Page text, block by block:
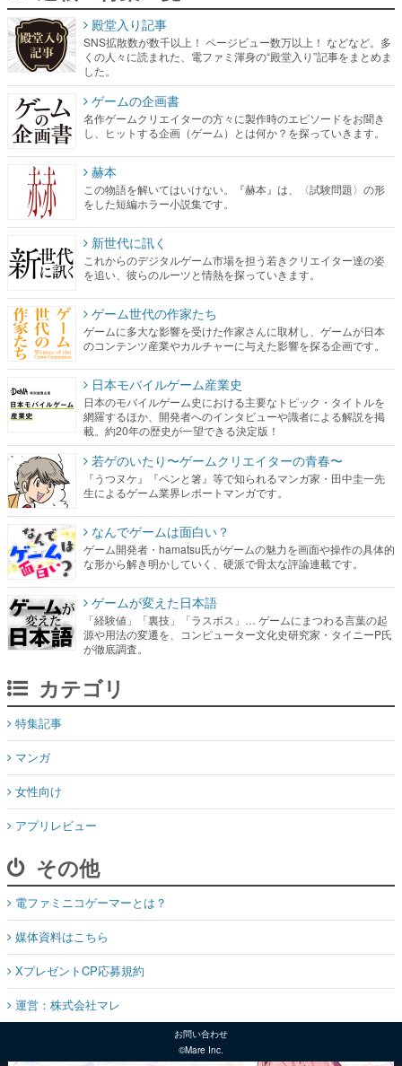
殿堂入り記事
SNS拡散数が数千以上！ ページビュー数万以上！ などなど。多
くの人々に読まれた、電ファミ渾身の“殿堂入り”記事をまとめま
した。
ゲームの企画書
名作ゲームクリエイターの方々に製作時のエピソードをお聞き
し、ヒットする企画（ゲーム）とは何か？を探っていきます。
赫本
この物語を解いてはいけない。『赫本』は、〈試験問題〉の形
をした短編ホラー小説集です。
新世代に訊く
これからのデジタルゲーム市場を担う若きクリエイター達の姿
を追い、彼らのルーツと情熱を探っていきます。
ゲーム世代の作家たち
ゲームに多大な影響を受けた作家さんに取材し、ゲームが日本
のコンテンツ産業やカルチャーに与えた影響を探る企画です。
日本モバイルゲーム産業史
日本のモバイルゲーム史における主要なトピック・タイトルを
網羅するほか、開発者へのインタビューや識者による解説を掲
載。約20年の歴史が一望できる決定版！
若ゲのいたり〜ゲームクリエイターの青春〜
『うつヌケ』『ペンと箸』等で知られるマンガ家・田中圭一先
生によるゲーム業界レポートマンガです。
なんでゲームは面白い？
ゲーム開発者・hamatsu氏がゲームの魅力を画面や操作の具体的
な形から解き明かしていく、硬派で骨太な評論連載です。
ゲームが変えた日本語
「経験値」「裏技」「ラスボス」… ゲームにまつわる言葉の起
源や用法の変遷を、コンピューター文化史研究家・タイニーP氏
が徹底調査。
カテゴリ
特集記事
マンガ
女性向け
アプリレビュー
その他
電ファミニコゲーマーとは？
媒体資料はこちら
XプレゼントCP応募規約
運営：株式会社マレ
お問い合わせ
©Mare Inc.